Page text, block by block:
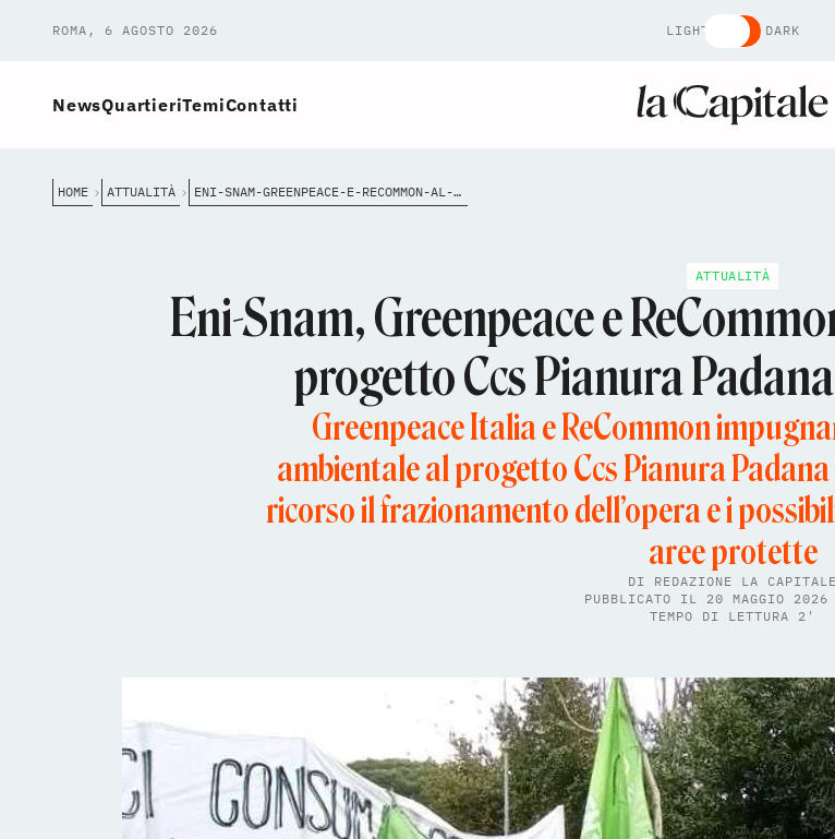
ROMA, 6 AGOSTO 2026 LIGHT DARK
NewsQuartieriTemiContatti
HOME ATTUALITÀ ENI-SNAM-GREENPEACE-E-RECOMMON-AL-TAR-CONTRO-IL-PROGETTO-CCS-PIANURA-PADANA-NELLALTO-ADRIATICO
ATTUALITÀ
Eni-Snam, Greenpeace e
progetto Ccs Pianura
Greenpeace Italia e ReCommon
ambientale al progetto Ccs Pianura
ricorso il frazionamento dell’opera e i
aree protette
DI REDAZIONE LA CAPITALE
PUBBLICATO IL 20 MAGGIO
TEMPO DI LETTURA 2'